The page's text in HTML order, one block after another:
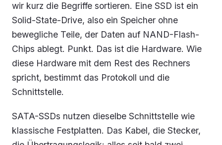
wir kurz die Begriffe sortieren. Eine SSD ist ein
Solid-State-Drive, also ein Speicher ohne
bewegliche Teile, der Daten auf NAND-Flash-
Chips ablegt. Punkt. Das ist die Hardware. Wie
diese Hardware mit dem Rest des Rechners
spricht, bestimmt das Protokoll und die
Schnittstelle.
SATA-SSDs nutzen dieselbe Schnittstelle wie
klassische Festplatten. Das Kabel, die Stecker,